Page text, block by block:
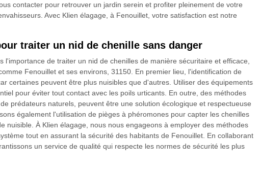
contacter pour retrouver un jardin serein et profiter pleinement de votre
Avec Klien élagage, à Fenouillet, votre satisfaction est notre
traiter un nid de chenille sans danger
l'importance de traiter un nid de chenilles de manière sécuritaire et efficace,
Fenouillet et ses environs, 31150. En premier lieu, l'identification de
certaines peuvent être plus nuisibles que d'autres. Utiliser des équipements
pour éviter tout contact avec les poils urticants. En outre, des méthodes
prédateurs naturels, peuvent être une solution écologique et respectueuse
également l'utilisation de pièges à phéromones pour capter les chenilles
nuisible. À Klien élagage, nous nous engageons à employer des méthodes
tout en assurant la sécurité des habitants de Fenouillet. En collaborant
un service de qualité qui respecte les normes de sécurité les plus